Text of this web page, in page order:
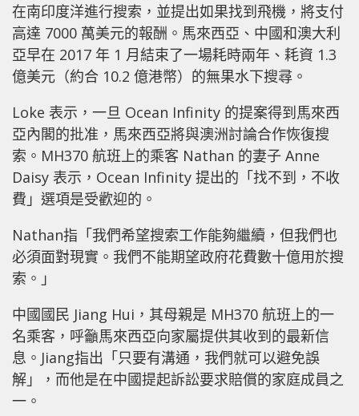
在南印度洋進行搜索，並提出如果找到飛機，將支付
高達 7000 萬美元的報酬。馬來西亞、中國和澳大利
亞早在 2017 年 1 月結束了一場耗時兩年、耗資 1.3
億美元（約合 10.2 億港幣）的無果水下搜尋。
Loke 表示，一旦 Ocean Infinity 的提案得到馬來西
亞內閣的批准，馬來西亞將與澳洲討論合作恢復搜
索。MH370 航班上的乘客 Nathan 的妻子 Anne
Daisy 表示，Ocean Infinity 提出的「找不到，不收
費」選項是受歡迎的。
Nathan指「我們希望搜索工作能夠繼續，但我們也
必須面對現實。我們不能期望政府花費數十億用於搜
索。」
中國國民 Jiang Hui，其母親是 MH370 航班上的一
名乘客，呼籲馬來西亞向家屬提供其收到的最新信
息。Jiang指出「只要有溝通，我們就可以避免誤
解」，而他是在中國提起訴訟要求賠償的家庭成員之
一。